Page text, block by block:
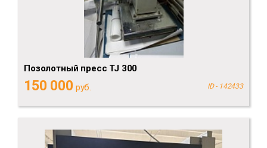
Позолотный пресс TJ 300
150 000 руб. ID - 142433